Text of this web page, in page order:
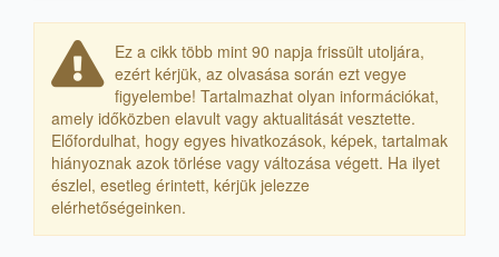
Ez a cikk több mint 90 napja frissült utoljára,
ezért kérjük, az olvasása során ezt vegye
figyelembe! Tartalmazhat olyan információkat,
amely időközben elavult vagy aktualitását vesztette.
Előfordulhat, hogy egyes hivatkozások, képek, tartalmak
hiányoznak azok törlése vagy változása végett. Ha ilyet
észlel, esetleg érintett, kérjük jelezze
elérhetőségeinken.